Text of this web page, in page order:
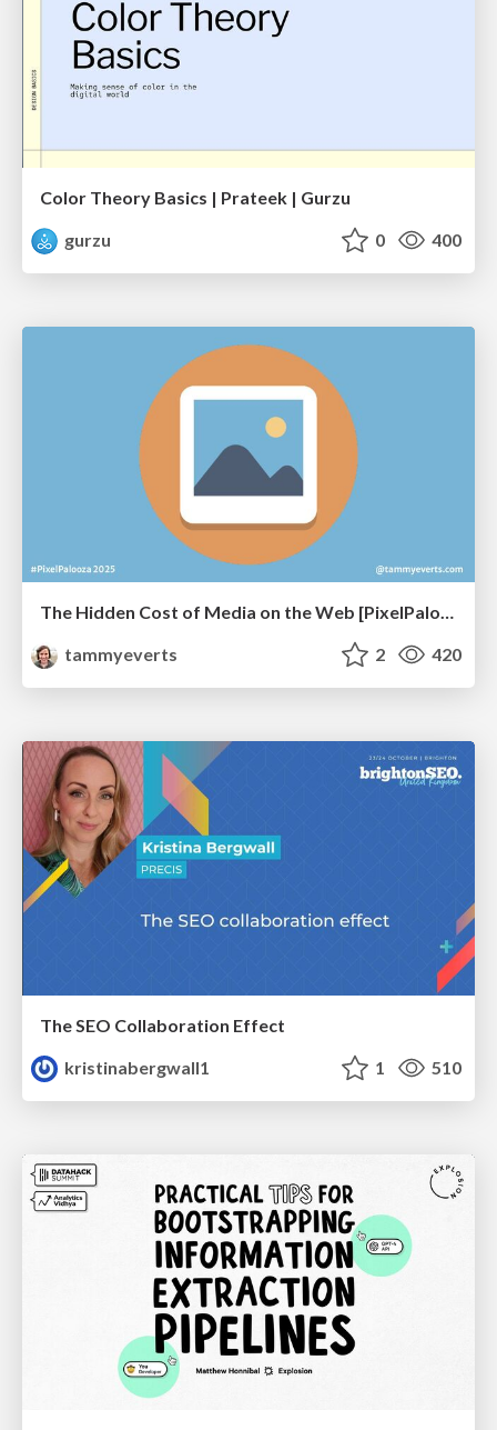
Color Theory Basics | Prateek | Gurzu
gurzu
0 400
The Hidden Cost of Media on the Web [PixelPalooza 2025]
tammyeverts
2 420
The SEO Collaboration Effect
kristinabergwall1
1 510